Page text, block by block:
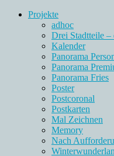
Projekte
adhoc
Drei Stadtteile –
Kalender
Panorama
Panorama
Panorama Fries
Poster
Postcoronal
Postkarten
Mal Zeichnen
Memory
Nach